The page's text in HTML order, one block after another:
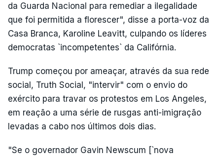
da Guarda Nacional para remediar a ilegalidade
que foi permitida a florescer", disse a porta-voz da
Casa Branca, Karoline Leavitt, culpando os líderes
democratas `incompetentes` da Califórnia.
Trump começou por ameaçar, através da sua rede
social, Truth Social, "intervir" com o envio do
exército para travar os protestos em Los Angeles,
em reação a uma série de rusgas anti-imigração
levadas a cabo nos últimos dois dias.
"Se o governador Gavin Newscum [`nova